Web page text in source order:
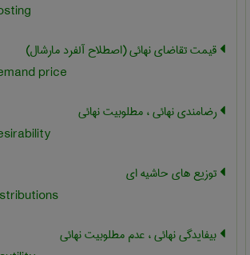
قیمت تقاضای نهائی (اصطلاح آلفرد مارشال)
price
رضامندی نهائی ، مطلوبیت نهائی
توزیع های حاشیه ای
بیفایدگی نهائی ، عدم مطلوبیت نهائی